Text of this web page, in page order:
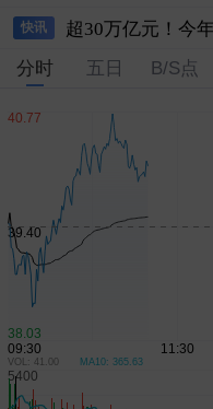
快讯
特朗普再称对伊
特朗普宣布对多
分时 五日 B/S点
VOL: 41.00 MA10: 365.63